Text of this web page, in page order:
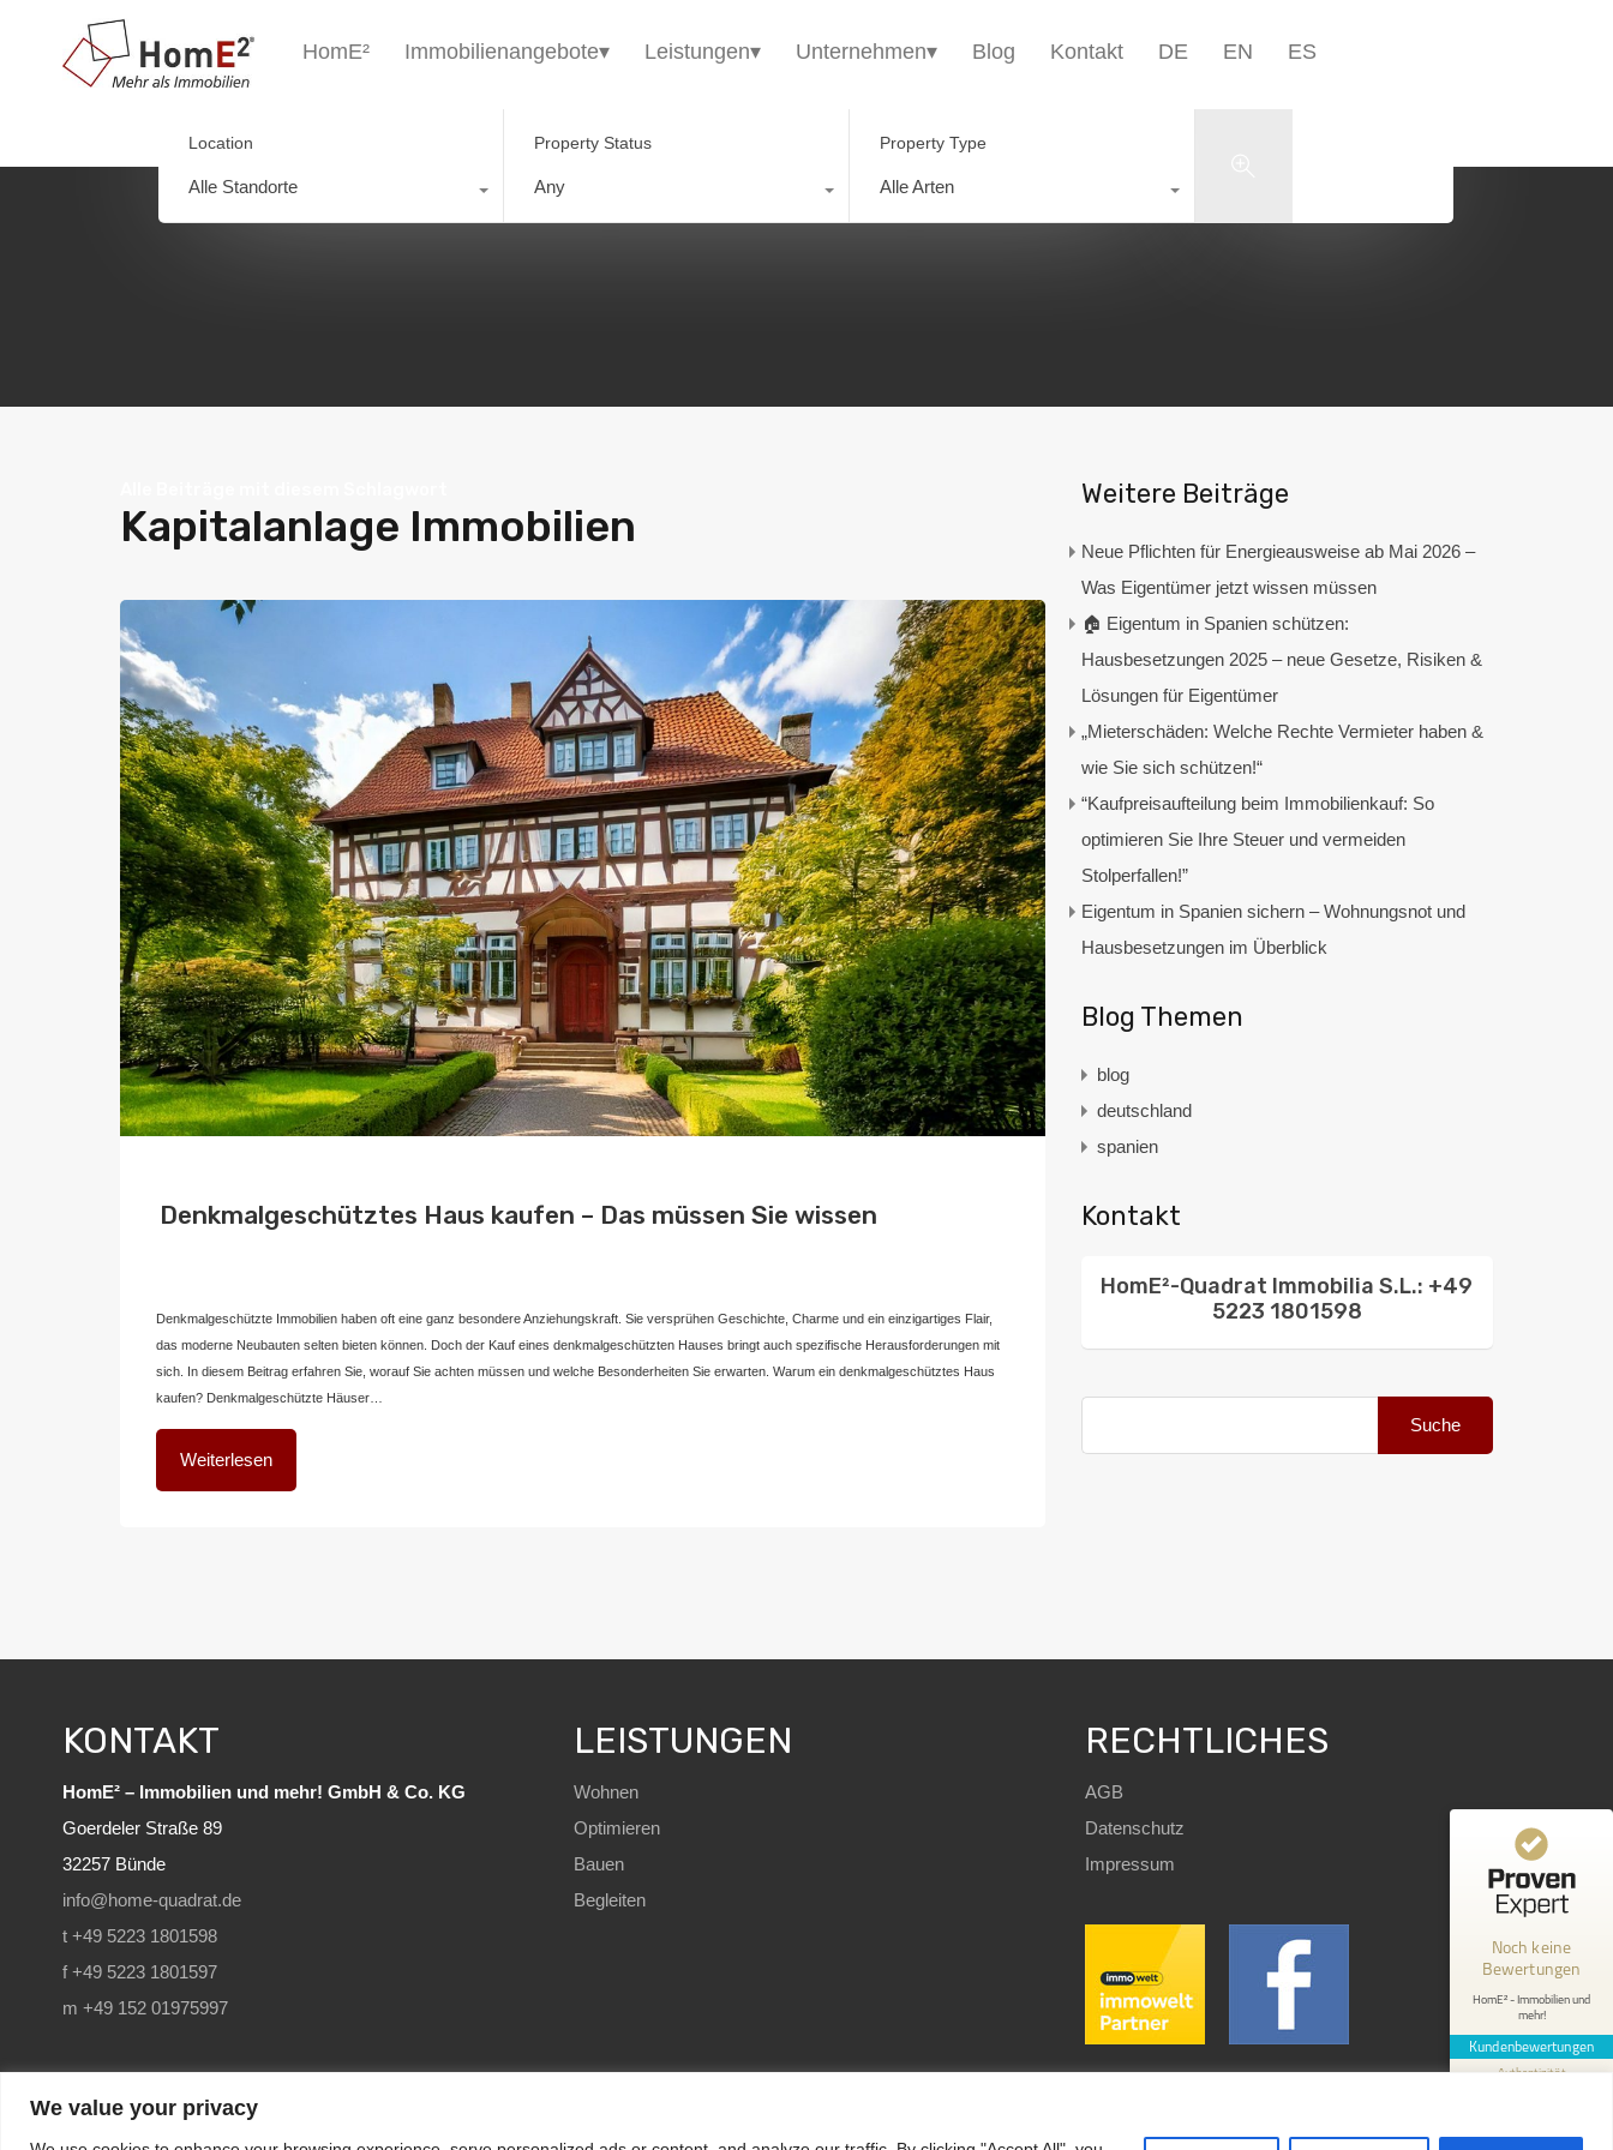
We value your privacy
HomE² Immobilienangebote▾ Leistungen▾ Unternehmen▾
HomE² Immobilienangebote▾ Leistungen▾ Unternehmen▾ Blog Kontakt DE EN ES
Location
Alle Standorte
Property Status
Any
Property Type
Alle Arten
Kapitalanlage Immobilien
Denkmalgeschütztes Haus kaufen – Das müssen Sie wissen
Home2 Immobilien
Denkmalgeschützte Immobilien haben oft eine ganz besondere Anziehungskraft. Sie versprühen Geschichte, Charme und ein einzigartiges Flair,
das moderne Neubauten selten bieten können. Doch der Kauf eines denkmalgeschützten Hauses bringt auch spezifische Herausforderungen mit
sich. In diesem Beitrag erfahren Sie, worauf Sie achten müssen und welche Besonderheiten Sie erwarten. Warum ein denkmalgeschütztes Haus
kaufen? Denkmalgeschützte Häuser…
Weiterlesen
Weitere Beiträge
Neue Pflichten für Energieausweise ab Mai 2026 –
Was Eigentümer jetzt wissen müssen
🏠 Eigentum in Spanien schützen:
Hausbesetzungen 2025 – neue Gesetze, Risiken &
Lösungen für Eigentümer
„Mieterschäden: Welche Rechte Vermieter haben &
wie Sie sich schützen!“
“Kaufpreisaufteilung beim Immobilienkauf: So
optimieren Sie Ihre Steuer und vermeiden
Stolperfallen!”
Eigentum in Spanien sichern – Wohnungsnot und
Hausbesetzungen im Überblick
Blog Themen
blog
deutschland
spanien
Kontakt
HomE²-Quadrat Immobilia S.L.: +49
5223 1801598
nach:
KONTAKT
HomE² – Immobilien und mehr! GmbH & Co. KG
Goerdeler Straße 89
32257 Bünde
info@home-quadrat.de
t +49 5223 1801598
f +49 5223 1801597
m +49 152 01975997
LEISTUNGEN
Wohnen
Optimieren
Bauen
Begleiten
RECHTLICHES
AGB
Datenschutz
Impressum
SEOand Website byimmoWebdesign
Noch keine
Bewertungen
HomE² - Immobilien und
mehr!
Kundenbewertungen
Authentizität
Kundenbewertungen und Erfahrungen zu
HomE² - Immobilien und mehr!
MANGELHAFT
0,00 / 5,00
Erfahren Sie mehr über dieses Bewertungssiegel
1.1.1970